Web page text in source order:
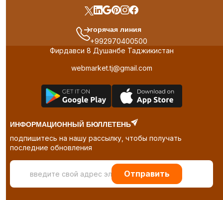
горячая линия
+992970400500
Фирдавси 8 Душанбе Таджикистан
webmarket.tj@gmail.com
ИНФОРМАЦИОННЫЙ БЮЛЛЕТЕНЬ
подпишитесь на нашу рассылку, чтобы получать
последние обновления
Отправить